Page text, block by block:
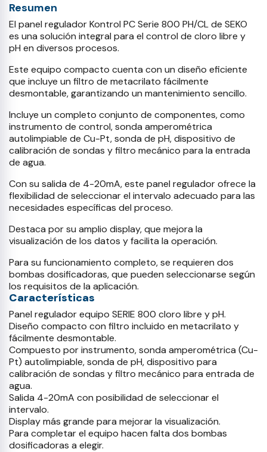
Resumen
El panel regulador Kontrol PC Serie 800 PH/CL de SEKO
es una solución integral para el control de cloro libre y
pH en diversos procesos.
Este equipo compacto cuenta con un diseño eficiente
que incluye un filtro de metacrilato fácilmente
desmontable, garantizando un mantenimiento sencillo.
Incluye un completo conjunto de componentes, como
instrumento de control, sonda amperométrica
autolimpiable de Cu-Pt, sonda de pH, dispositivo de
calibración de sondas y filtro mecánico para la entrada
de agua.
Con su salida de 4-20mA, este panel regulador ofrece la
flexibilidad de seleccionar el intervalo adecuado para las
necesidades específicas del proceso.
Destaca por su amplio display, que mejora la
visualización de los datos y facilita la operación.
Para su funcionamiento completo, se requieren dos
bombas dosificadoras, que pueden seleccionarse según
los requisitos de la aplicación.
Características
Panel regulador equipo SERIE 800 cloro libre y pH.
Diseño compacto con filtro incluido en metacrilato y
fácilmente desmontable.
Compuesto por instrumento, sonda amperométrica (Cu-
Pt) autolimpiable, sonda de pH, dispositivo para
calibración de sondas y filtro mecánico para entrada de
agua.
Salida 4-20mA con posibilidad de seleccionar el
intervalo.
Display más grande para mejorar la visualización.
Para completar el equipo hacen falta dos bombas
dosificadoras a elegir.